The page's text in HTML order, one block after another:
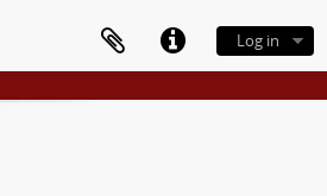
Log in